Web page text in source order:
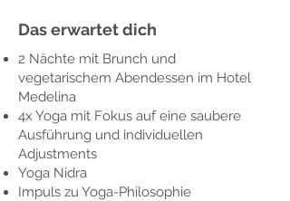
Das erwartet dich
2 Nächte mit Brunch und
vegetarischem Abendessen im Hotel
Medelina
4x Yoga mit Fokus auf eine saubere
Ausführung und individuellen
Adjustments
Yoga Nidra
Impuls zu Yoga-Philosophie